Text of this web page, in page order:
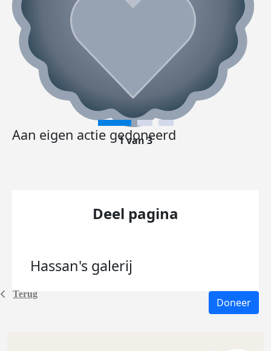
Terug
Aan eigen actie gedoneerd
1 van 3
Deel pagina
Hassan's galerij
Doneer